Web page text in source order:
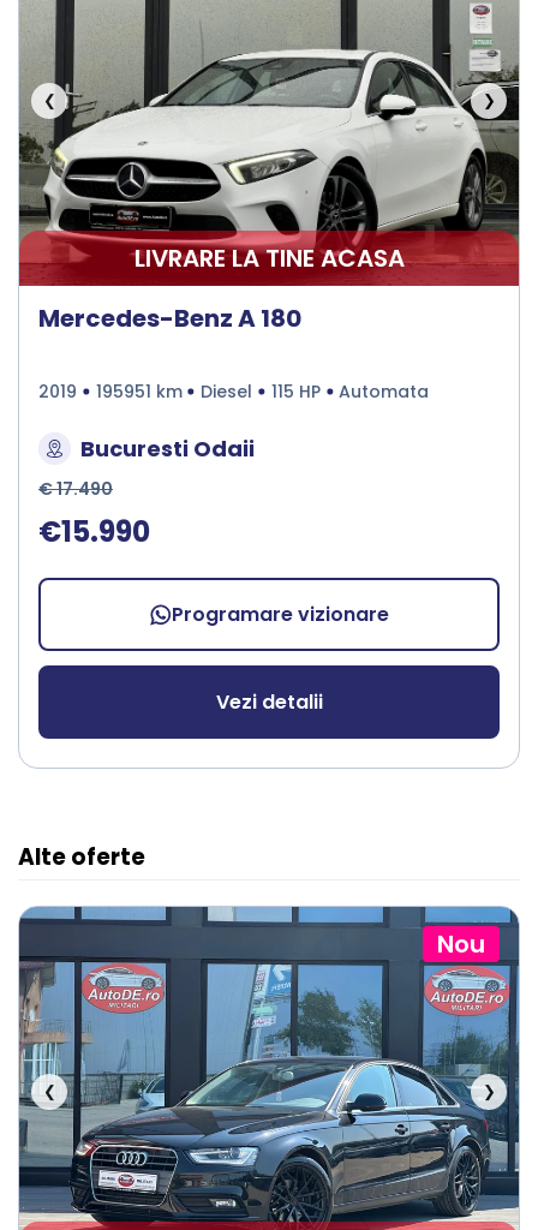
❮ ❯
LIVRARE LA TINE ACASA
Mercedes-Benz A 180
2019 195951 km Diesel 115 HP Automata
Bucuresti Odaii
€ 17.490
€15.990
Programare vizionare
Vezi detalii
Alte oferte
Nou
❮ ❯